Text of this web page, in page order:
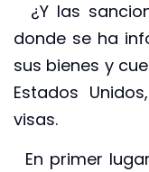
¿Y las
donde se ha
sus bienes y
Estados
visas.
En primer